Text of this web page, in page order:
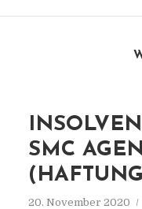
SMC
20. November 2020